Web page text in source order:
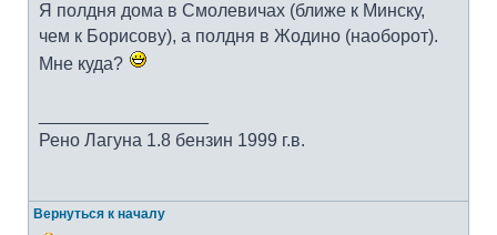
Я полдня дома в Смолевичах (ближе к Минску,
чем к Борисову), а полдня в Жодино (наоборот).
Мне куда?
Рено Лагуна 1.8 бензин 1999 г.в.
Вернуться к началу